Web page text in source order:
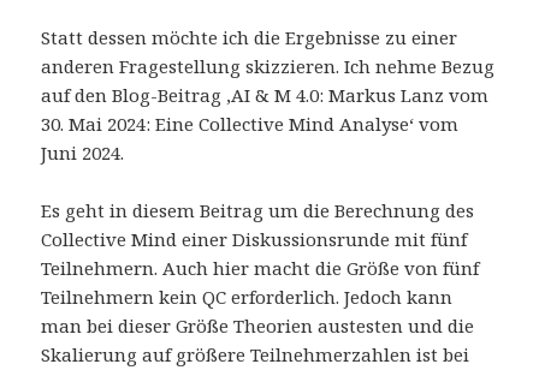
Statt dessen möchte ich die Ergebnisse zu einer
anderen Fragestellung skizzieren. Ich nehme Bezug
auf den Blog-Beitrag ‚AI & M 4.0: Markus Lanz vom
30. Mai 2024: Eine Collective Mind Analyse‘ vom
Juni 2024.
Es geht in diesem Beitrag um die Berechnung des
Collective Mind einer Diskussionsrunde mit fünf
Teilnehmern. Auch hier macht die Größe von fünf
Teilnehmern kein QC erforderlich. Jedoch kann
man bei dieser Größe Theorien austesten und die
Skalierung auf größere Teilnehmerzahlen ist bei